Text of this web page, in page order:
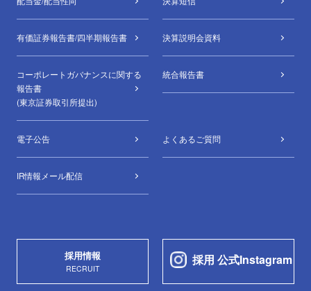
有価証券報告書/四半期報告書 決算説明会資料
コーポレートガバナンスに関する
報告書
(東京証券取引所提出)
統合報告書
電子公告 よくあるご質問
IR情報メール配信
採用情報
RECRUIT
採用 公式Instagram